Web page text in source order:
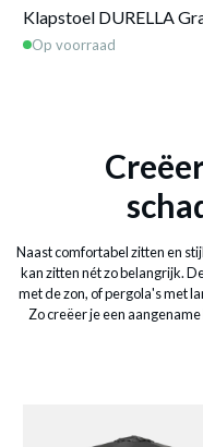
Klapstoel DURELLA
Op voorraad
Naast comfortabel zitten en
kan zitten nét zo belangrijk.
met de zon, of pergola's met
Zo creëer je een